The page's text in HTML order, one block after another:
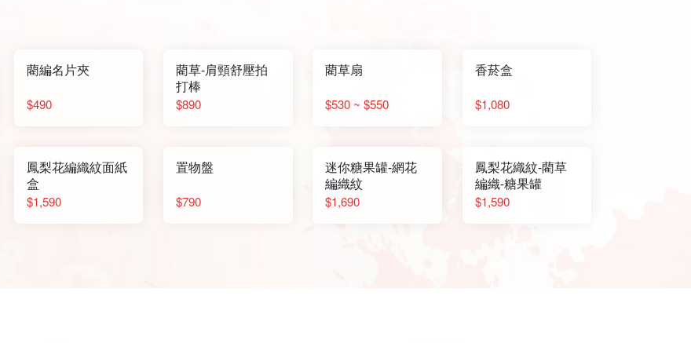
藺編名片夾
$490
藺草-肩頸舒壓拍
打棒
$890
藺草扇
$530 ~ $550
香菸盒
$1,080
鳳梨花編織紋面紙
盒
$1,590
置物盤
$790
迷你糖果罐-網花
編織紋
$1,690
鳳梨花織紋-藺草
編織-糖果罐
$1,590